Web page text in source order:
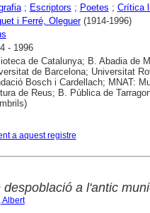
; Escriptors ; Poetes ; Crítica
i Ferré, Oleguer(1914-1996)
- 1996
de Catalunya; B. Abadia de
de Barcelona; Universitat
Bosch i Cardellach; MNAT:
de Reus; B. Pública de
a aquest registre
despoblació a l'antic
Albert